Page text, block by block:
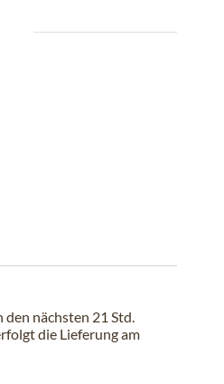
den nächsten 21 Std.
die Lieferung am